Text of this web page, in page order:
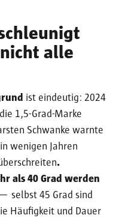
alle
ist eindeutig: 2024
1,5-Grad-Marke
Schwanke warnte
wenigen Jahren
.
als 40 Grad werden
— selbst 45 Grad sind
Häufigkeit und Dauer